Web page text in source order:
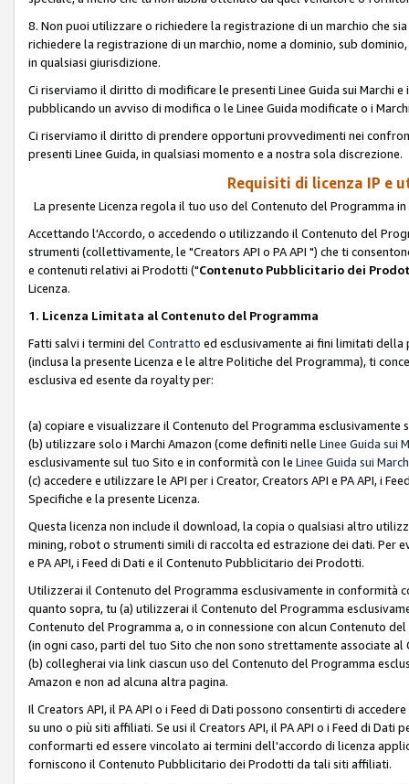
8. Non puoi utilizzare o richiedere la registrazione di un marchio che
richiedere la registrazione di un marchio, nome a dominio, sub
in qualsiasi giurisdizione.
Ci riserviamo il diritto di modificare le presenti Linee Guida sui Marchi
pubblicando un avviso di modifica o le Linee Guida modificate o i
Ci riserviamo il diritto di prendere opportuni provvedimenti nei
presenti Linee Guida, in qualsiasi momento e a nostra sola discrezione.
Requisiti di licenza IP e
La presente Licenza regola il tuo uso del Contenuto del Programma
Accettando l'Accordo, o accedendo o utilizzando il Contenuto del
strumenti (collettivamente, le "Creators API o PA API ") che ti
e contenuti relativi ai Prodotti ("Contenuto Pubblicitario dei
Licenza.
1. Licenza Limitata al Contenuto del Programma
Fatti salvi i termini del Contratto ed esclusivamente ai fini limitati
(inclusa la presente Licenza e le altre Politiche del Programma), ti
esclusiva ed esente da royalty per:
(a) copiare e visualizzare il Contenuto del Programma esclusivamente
(b) utilizzare solo i Marchi Amazon (come definiti nelle Linee Guida sui
esclusivamente sul tuo Sito e in conformità con le Linee Guida sui March
(c) accedere e utilizzare le API per i Creator, Creators API e PA API, i
Specifiche e la presente Licenza.
Questa licenza non include il download, la copia o qualsiasi altro
mining, robot o strumenti simili di raccolta ed estrazione dei dati. Per
e PA API, i Feed di Dati e il Contenuto Pubblicitario dei Prodotti.
Utilizzerai il Contenuto del Programma esclusivamente in conformità
quanto sopra, tu (a) utilizzerai il Contenuto del Programma
Contenuto del Programma a, o in connessione con alcun Contenuto
(in ogni caso, parti del tuo Sito che non sono strettamente associate
(b) collegherai via link ciascun uso del Contenuto del Programma
Amazon e non ad alcuna altra pagina.
Il Creators API, il PA API o i Feed di Dati possono consentirti di
su uno o più siti affiliati. Se usi il Creators API, il PA API o i Feed di
conformarti ed essere vincolato ai termini dell'accordo di licenza
forniscono il Contenuto Pubblicitario dei Prodotti da tali siti affiliati.